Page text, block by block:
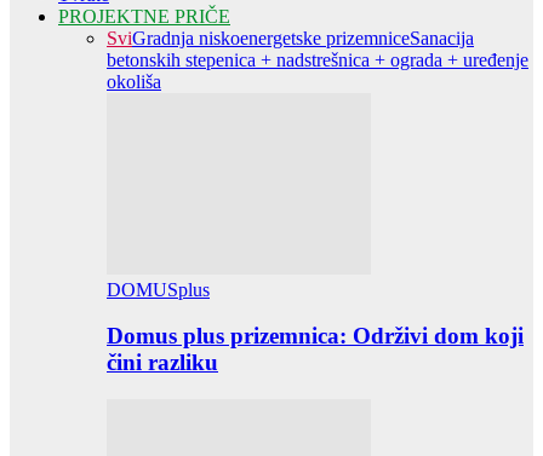
PROJEKTNE PRIČE
SviGradnja niskoenergetske prizemniceSanacija
betonskih stepenica + nadstrešnica + ograda + uređenje
okoliša
DOMUSplus
Domus plus prizemnica: Održivi dom koji
čini razliku